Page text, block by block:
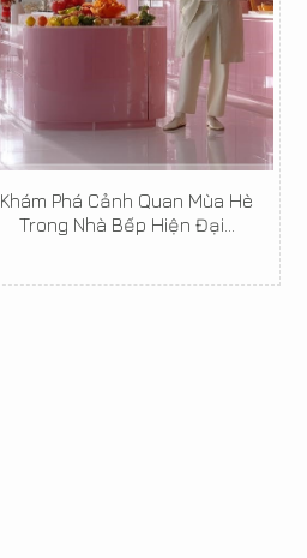
Khám Phá Cảnh Quan Mùa Hè
Trong Nhà Bếp Hiện Đại...